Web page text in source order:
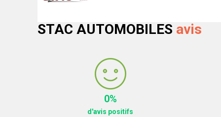
STAC AUTOMOBILES avis
0%
d'avis positifs